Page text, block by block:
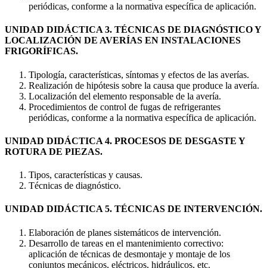
periódicas, conforme a la normativa específica de aplicación.
UNIDAD DIDÁCTICA 3. TÉCNICAS DE DIAGNÓSTICO Y
LOCALIZACIÓN DE AVERÍAS EN INSTALACIONES
FRIGORÍFICAS.
Tipología, características, síntomas y efectos de las averías.
Realización de hipótesis sobre la causa que produce la avería.
Localización del elemento responsable de la avería.
Procedimientos de control de fugas de refrigerantes
periódicas, conforme a la normativa específica de aplicación.
UNIDAD DIDÁCTICA 4. PROCESOS DE DESGASTE Y
ROTURA DE PIEZAS.
Tipos, características y causas.
Técnicas de diagnóstico.
UNIDAD DIDÁCTICA 5. TÉCNICAS DE INTERVENCIÓN.
Elaboración de planes sistemáticos de intervención.
Desarrollo de tareas en el mantenimiento correctivo:
aplicación de técnicas de desmontaje y montaje de los
conjuntos mecánicos, eléctricos, hidráulicos, etc.